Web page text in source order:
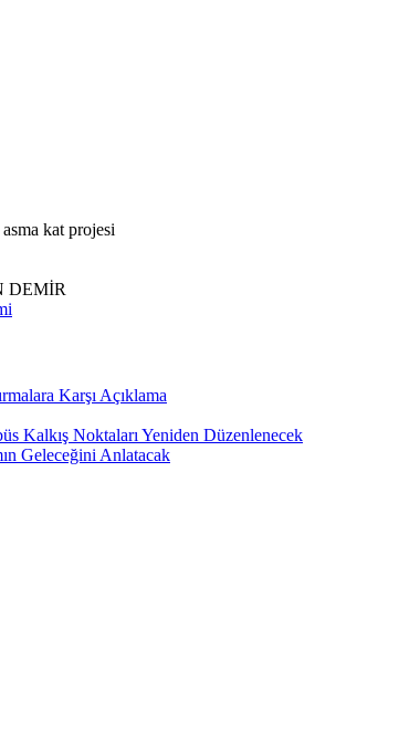
kat projesi
DEMİR
Karşı Açıklama
Kalkış Noktaları Yeniden Düzenlenecek
Geleceğini Anlatacak